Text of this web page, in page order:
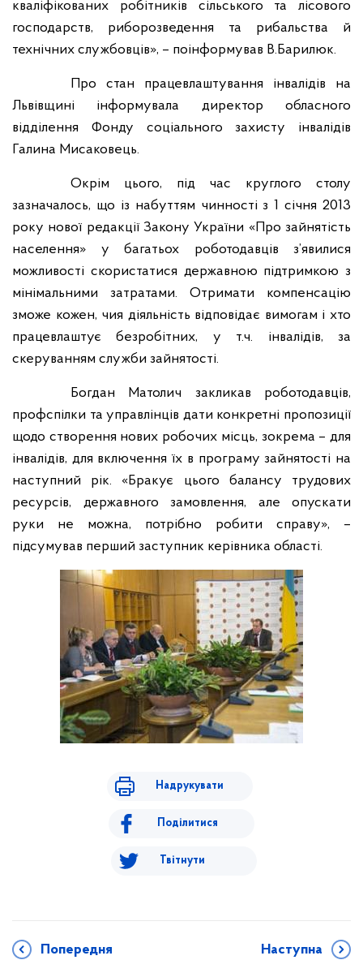
кваліфікованих робітників сільського та лісового
господарств, риборозведення та рибальства й
технічних службовців», – поінформував В.Барилюк.
Про стан працевлаштування інвалідів на
Львівщині інформувала директор обласного
відділення Фонду соціального захисту інвалідів
Галина Мисаковець.
Окрім цього, під час круглого столу
зазначалось, що із набуттям чинності з 1 січня 2013
року нової редакції Закону України «Про зайнятість
населення» у багатьох роботодавців з’явилися
можливості скористатися державною підтримкою з
мінімальними затратами. Отримати компенсацію
зможе кожен, чия діяльність відповідає вимогам і хто
працевлаштує безробітних, у т.ч. інвалідів, за
скеруванням служби зайнятості.
Богдан Матолич закликав роботодавців,
профспілки та управлінців дати конкретні пропозиції
щодо створення нових робочих місць, зокрема – для
інвалідів, для включення їх в програму зайнятості на
наступний рік. «Бракує цього балансу трудових
ресурсів, державного замовлення, але опускати
руки не можна, потрібно робити справу», –
підсумував перший заступник керівника області.
Надрукувати
Поділитися
Твітнути
Попередня Наступна